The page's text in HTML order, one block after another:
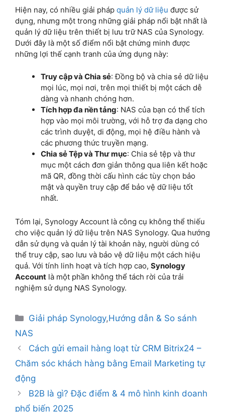
Hiện nay, có nhiều giải pháp quản lý dữ liệu được sử
dụng, nhưng một trong những giải pháp nổi bật nhất là
quản lý dữ liệu trên thiết bị lưu trữ NAS của Synology.
Dưới đây là một số điểm nổi bật chứng minh được
những lợi thế cạnh tranh của ứng dụng này:
Truy cập và Chia sẻ: Đồng bộ và chia sẻ dữ liệu
mọi lúc, mọi nơi, trên mọi thiết bị một cách dễ
dàng và nhanh chóng hơn.
Tích hợp đa nền tảng: NAS của bạn có thể tích
hợp vào mọi môi trường, với hỗ trợ đa dạng cho
các trình duyệt, di động, mọi hệ điều hành và
các phương thức truyền mạng.
Chia sẻ Tệp và Thư mục: Chia sẻ tệp và thư
mục một cách đơn giản thông qua liên kết hoặc
mã QR, đồng thời cấu hình các tùy chọn bảo
mật và quyền truy cập để bảo vệ dữ liệu tốt
nhất.
Tóm lại, Synology Account là công cụ không thể thiếu
cho việc quản lý dữ liệu trên NAS Synology. Qua hướng
dẫn sử dụng và quản lý tài khoản này, người dùng có
thể truy cập, sao lưu và bảo vệ dữ liệu một cách hiệu
quả. Với tính linh hoạt và tích hợp cao, Synology
Account là một phần không thể tách rời của trải
nghiệm sử dụng NAS Synology.
Giải pháp Synology,Hướng dẫn & So sánh
NAS
Cách gửi email hàng loạt từ CRM Bitrix24 –
Chăm sóc khách hàng bằng Email Marketing tự
động
B2B là gì? Đặc điểm & 4 mô hình kinh doanh
phổ biến 2025